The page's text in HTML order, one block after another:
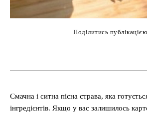
Поділитись
Смачна і ситна пісна страва, яка
інгредієнтів. Якщо у вас залишилось